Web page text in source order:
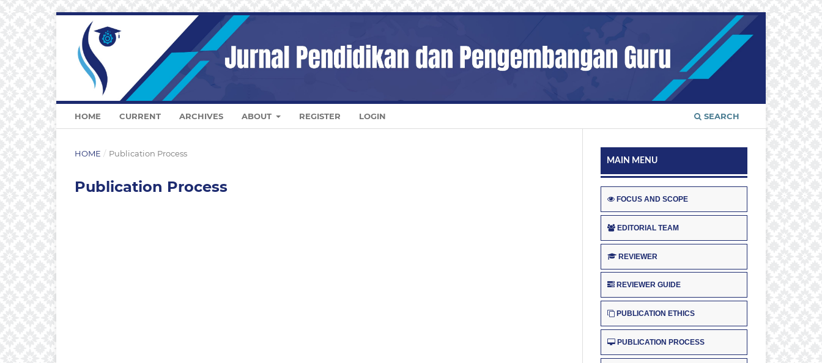
HOME CURRENT ARCHIVES ABOUT REGISTER LOGIN SEARCH
HOME / Publication Process
Publication Process
MAIN MENU
FOCUS AND SCOPE
EDITORIAL TEAM
REVIEWER
REVIEWER GUIDE
PUBLICATION ETHICS
PUBLICATION PROCESS